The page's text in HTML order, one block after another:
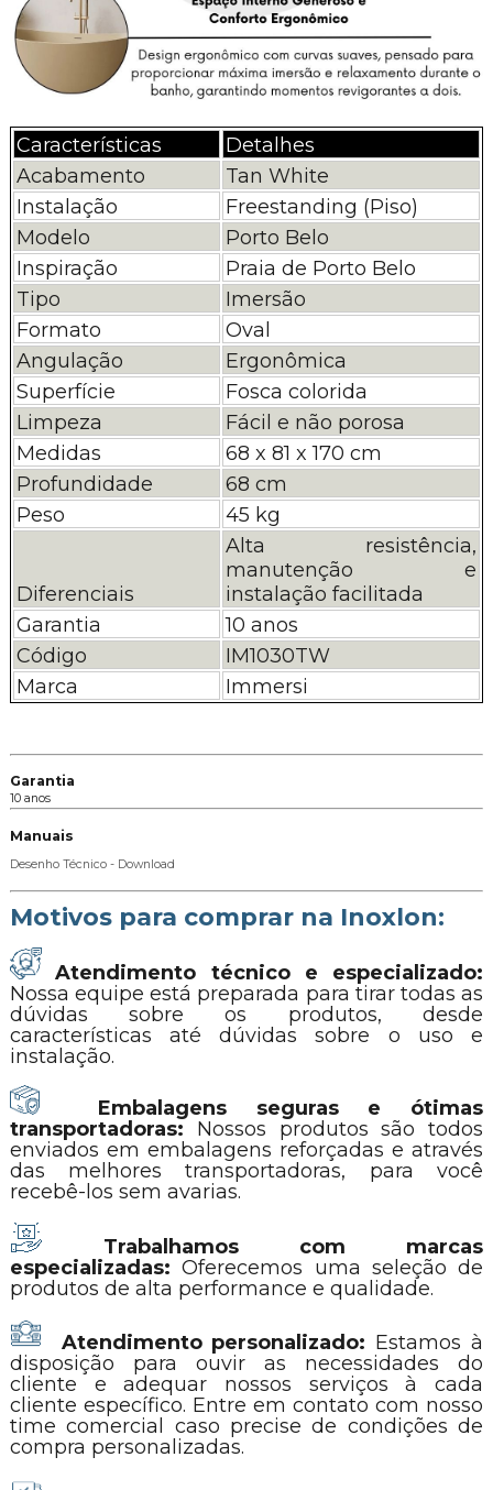
Características
Detalhes
Acabamento
Tan White
Instalação
Freestanding (Piso)
Modelo
Porto Belo
Inspiração
Praia de Porto Belo
Tipo
Imersão
Formato
Oval
Angulação
Ergonômica
Superfície
Fosca colorida
Limpeza
Fácil e não porosa
Medidas
68 x 81 x 170 cm
Profundidade
68 cm
Peso
45 kg
Diferenciais
Alta resistência,
manutenção e
instalação facilitada
Garantia
10 anos
Código
IM1030TW
Marca
Immersi
Garantia
10 anos
Manuais
Desenho Técnico - Download
Motivos para comprar na Inoxlon:
Atendimento técnico e especializado:
Nossa equipe está preparada para tirar todas as
dúvidas sobre os produtos, desde
características até dúvidas sobre o uso e
instalação.
Embalagens seguras e ótimas
transportadoras: Nossos produtos são todos
enviados em embalagens reforçadas e através
das melhores transportadoras, para você
recebê-los sem avarias.
Trabalhamos com marcas
especializadas:Oferecemos uma seleção de
produtos de alta performance e qualidade.
Atendimento personalizado: Estamos à
disposição para ouvir as necessidades do
cliente e adequar nossos serviços à cada
cliente específico. Entre em contato com nosso
time comercial caso precise de condições de
compra personalizadas.